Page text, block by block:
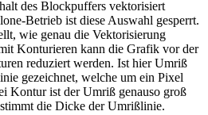
des Blockpuffers vektorisiert
Betrieb ist diese Auswahl gesperrt.
wie genau die Vektorisierung
Konturieren kann die Grafik vor der
reduziert werden. Ist hier Umriß
gezeichnet, welche um ein Pixel
Kontur ist der Umriß genauso groß
die Dicke der Umrißlinie.